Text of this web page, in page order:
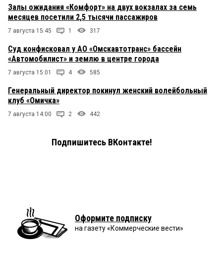
Залы ожидания «Комфорт» на двух вокзалах за семь
месяцев посетили 2,5 тысячи пассажиров
7 августа 15:45 1 317
Суд конфисковал у АО «Омскавтотранс» бассейн
«Автомобилист» и землю в центре города
7 августа 15:01 4 585
Генеральный директор покинул женский волейбольный
клуб «Омичка»
7 августа 14:00 2 442
Подпишитесь ВКонтакте!
Оформите подписку
на газету «Коммерческие вести»